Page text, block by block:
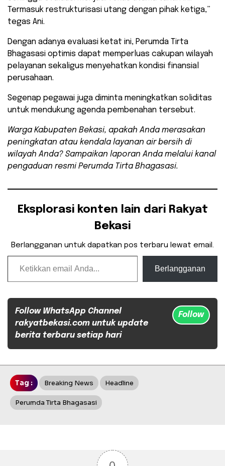
Termasuk restrukturisasi utang dengan pihak ketiga,”
tegas Ani.
Dengan adanya evaluasi ketat ini, Perumda Tirta
Bhagasasi optimis dapat memperluas cakupan wilayah
pelayanan sekaligus menyehatkan kondisi finansial
perusahaan.
Segenap pegawai juga diminta meningkatkan soliditas
untuk mendukung agenda pembenahan tersebut.
Warga Kabupaten Bekasi, apakah Anda merasakan
peningkatan atau kendala layanan air bersih di
wilayah Anda? Sampaikan laporan Anda melalui kanal
pengaduan resmi Perumda Tirta Bhagasasi.
Eksplorasi konten lain dari Rakyat
Bekasi
Berlangganan untuk dapatkan pos terbaru lewat email.
Ketikkan email Anda...
Berlangganan
Follow WhatsApp Channel
rakyatbekasi.com untuk update
berita terbaru setiap hari
Follow
Tag : Breaking News Headline
Perumda Tirta Bhagasasi